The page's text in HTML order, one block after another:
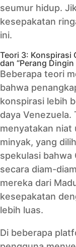
seumur hidup.
kesepakatan
ini.
Teori 3: Konspirasi
dan “Perang Dingin
Beberapa teori
bahwa
konspirasi lebih
daya Venezuela.
menyatakan niat
minyak, yang
spekulasi bahwa
secara diam-
mereka dari
kesepakatan
lebih luas.
Di beberapa